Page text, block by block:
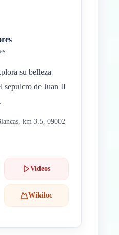
su belleza
sepulcro de Juan II
km 3.5, 09002
Videos
Wikiloc